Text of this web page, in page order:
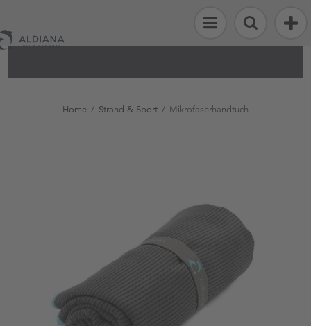
&
Home / Strand & Sport / Mikrofaserhandtuch